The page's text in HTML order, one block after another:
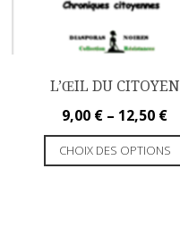
L’ŒIL DU CITOYEN
9,00 € – 12,50 €
CHOIX DES OPTIONS